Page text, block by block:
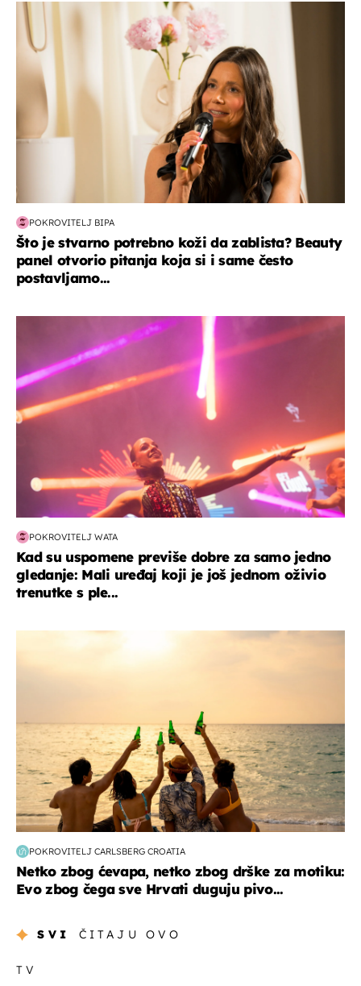
moda & ljepota
POKROVITELJ BIPA
Što je stvarno potrebno koži da zablista? Beauty
panel otvorio pitanja koja si i same često
postavljamo...
POKROVITELJ WATA
Kad su uspomene previše dobre za samo jedno
gledanje: Mali uređaj koji je još jednom oživio
trenutke s ple...
POKROVITELJ CARLSBERG CROATIA
Netko zbog ćevapa, netko zbog drške za motiku:
Evo zbog čega sve Hrvati duguju pivo...
SVI ČITAJU OVO
TV